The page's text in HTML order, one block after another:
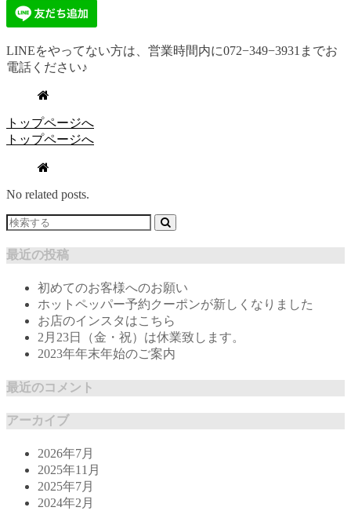
LINEをやってない方は、営業時間内に072−349−3931までお
電話ください♪
トップページへ
トップページへ
No related posts.
最近の投稿
初めてのお客様へのお願い
ホットペッパー予約クーポンが新しくなりました
お店のインスタはこちら
2月23日（金・祝）は休業致します。
2023年年末年始のご案内
最近のコメント
アーカイブ
2026年7月
2025年11月
2025年7月
2024年2月